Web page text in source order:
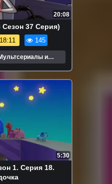
20:08
37 Серия)
145
и
5:30
1. Серия 18.